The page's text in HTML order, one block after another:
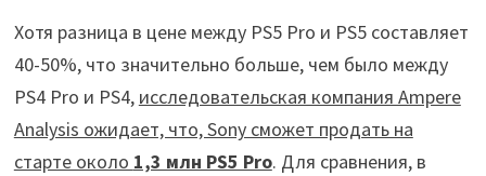
Хотя разница в цене между PS5 Pro и PS5 составляет
40-50%, что значительно больше, чем было между
PS4 Pro и PS4, исследовательская компания Ampere
Analysis ожидает, что, Sony сможет продать на
старте около 1,3 млн PS5 Pro. Для сравнения, в